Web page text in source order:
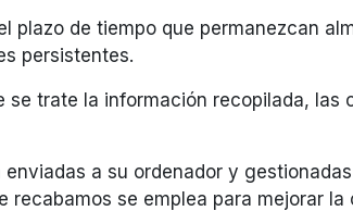
plazo de tiempo que permanezcan
persistentes.
se trate la información recopilada,
a su ordenador y
recabamos se emplea para mejorar